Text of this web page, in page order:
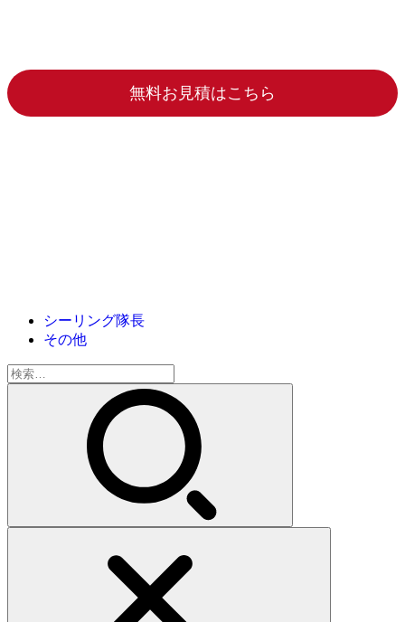
無料お見積はこちら
シーリング隊長
その他
検
索: